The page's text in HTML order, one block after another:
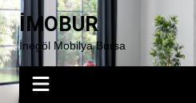
Skip
to
content
İMOBUR
İnegöl Mobilya Bursa